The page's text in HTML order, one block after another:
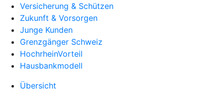
Versicherung & Schützen
Zukunft & Vorsorgen
Junge Kunden
Grenzgänger Schweiz
HochrheinVorteil
Hausbankmodell
Übersicht